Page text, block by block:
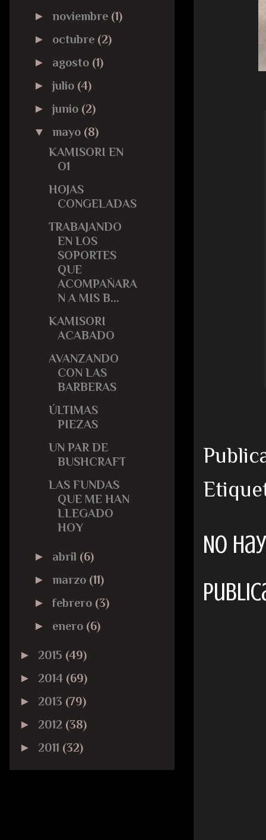
No
► noviembre (1)
► octubre (2)
► agosto (1)
►julio (4)
►junio (2)
▼ mayo (8)
KAMISORI EN
O1
HOJAS
CONGELADAS
TRABAJANDO
EN LOS
SOPORTES
QUE
ACOMPAÑARA
N A MIS B...
KAMISORI
ACABADO
AVANZANDO
CON LAS
BARBERAS
ÚLTIMAS
PIEZAS
UN PAR DE
BUSHCRAFT
LAS FUNDAS
QUE ME HAN
LLEGADO
HOY
► abril (6)
► marzo (11)
► febrero (3)
► enero (6)
► 2015 (49)
► 2014 (69)
► 2013 (79)
► 2012 (38)
► 2011 (32)